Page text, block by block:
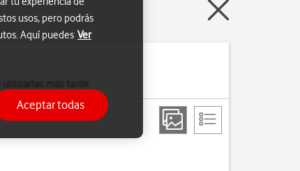
usos, pero podrás
Aquí puedes Ver
Aceptar todas